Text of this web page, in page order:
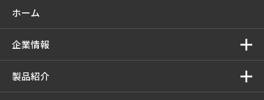
ホーム
企業情報
製品紹介